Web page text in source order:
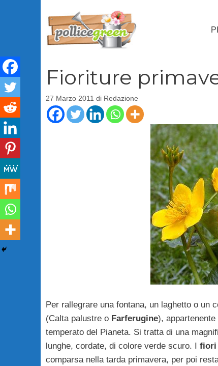
Fioriture
27 Marzo 2011 di Redazione
Per rallegrare una fontana, un laghetto o un
(Calta palustre oFarferugine),
temperato del Pianeta. Si tratta di una
lunghe, cordate, di colore verde scuro. I fiori
comparsa nella tarda primavera, per poi